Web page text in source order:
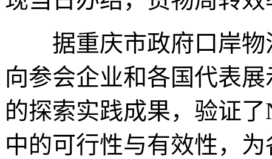
据重庆市政府口岸物
向参会企业和各国代表
的探索实践成果，验证
中的可行性与有效性，